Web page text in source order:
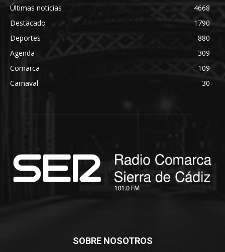
Últimas noticias
4668
Destacado
1790
Deportes
880
Agenda
309
Comarca
109
Carnaval
30
SOBRE NOSOTROS